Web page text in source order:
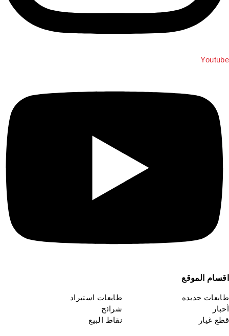
الموقع
جديده
طابعات استيراد
شرائح
غيار
نقاط البيع